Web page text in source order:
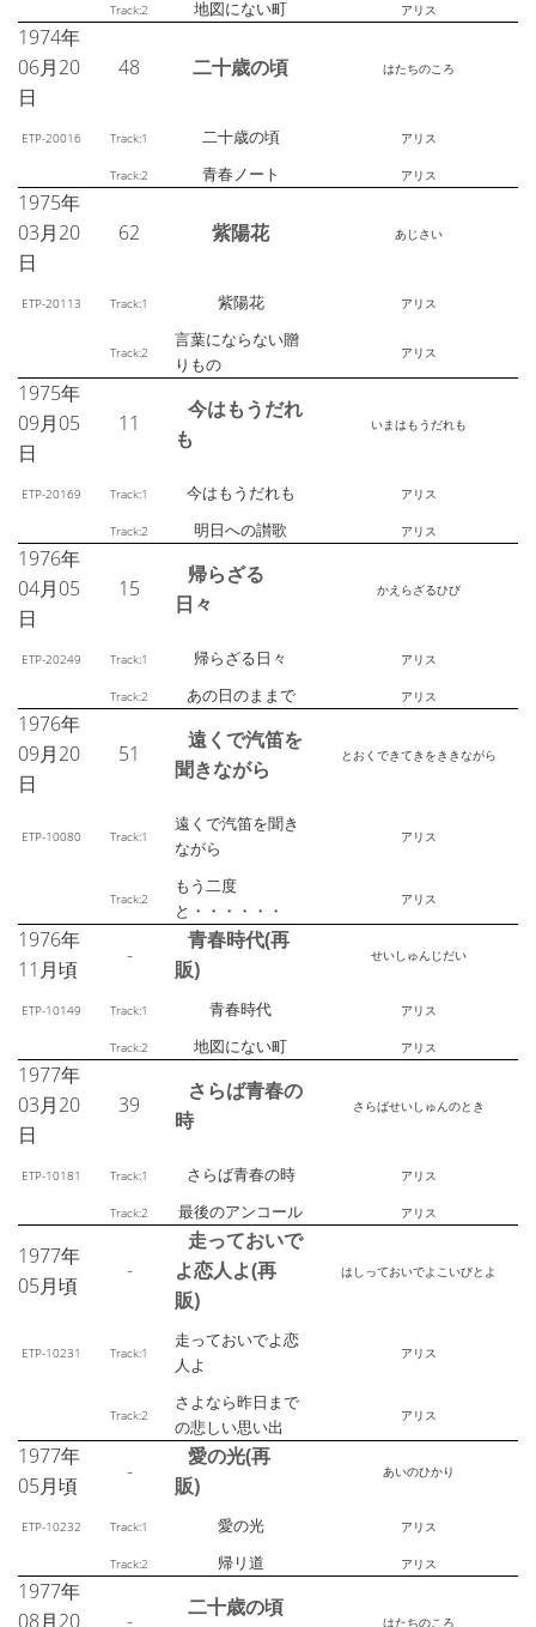
Track:2 地図にない町 アリス
1974年
06月20
日
48 二十歳の頃 はたちのころ
ETP-20016 Track:1 二十歳の頃 アリス
Track:2 青春ノート アリス
1975年
03月20
日
62 紫陽花 あじさい
ETP-20113 Track:1 紫陽花 アリス
Track:2
言葉にならない贈
りもの
アリス
1975年
09月05
日
11
今はもうだれ
も
いまはもうだれも
ETP-20169 Track:1 今はもうだれも アリス
Track:2 明日への讃歌 アリス
1976年
04月05
日
15
帰らざる
日々
かえらざるひび
ETP-20249 Track:1 帰らざる日々 アリス
Track:2 あの日のままで アリス
1976年
09月20
日
51
遠くで汽笛を
聞きながら
とおくできてきをききながら
ETP-10080 Track:1
遠くで汽笛を聞き
ながら
アリス
Track:2
もう二度
と・・・・・・
アリス
1976年
11月頃
-
青春時代(再
販)
せいしゅんじだい
ETP-10149 Track:1 青春時代 アリス
Track:2 地図にない町 アリス
1977年
03月20
日
39
さらば青春の
時
さらばせいしゅんのとき
ETP-10181 Track:1 さらば青春の時 アリス
Track:2 最後のアンコール アリス
1977年
05月頃
-
走っておいで
よ恋人よ(再
販)
はしっておいでよこいびとよ
ETP-10231 Track:1
走っておいでよ恋
人よ
アリス
Track:2
さよなら昨日まで
の悲しい思い出
アリス
1977年
05月頃
-
愛の光(再
販)
あいのひかり
ETP-10232 Track:1 愛の光 アリス
Track:2 帰リ道 アリス
1977年
08月20
-
二十歳の頃
はたちのころ